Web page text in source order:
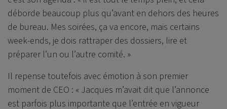
déborde beaucoup plus qu’avant en dehors des heures
de bureau. Mes soirées, ça va encore, mais certains
week-ends, je dois rattraper des dossiers, lire et
préparer l’un ou l’autre comité. »
Il repense toutefois avec émotion à son premier
moment de CEO : « Jacques m’avait dit que l’annonce
est parfois plus importante que l’entrée en vigueur